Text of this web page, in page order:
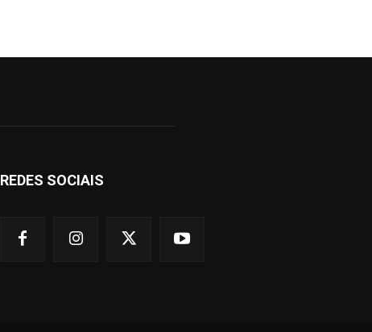
REDES SOCIAIS